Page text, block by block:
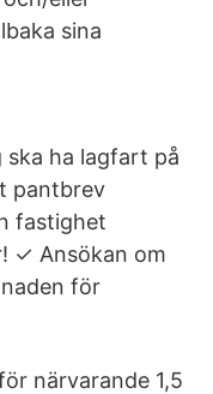
sina
ska ha lagfart på
pantbrev
fastighet
✓ Ansökan om
för
närvarande 1,5